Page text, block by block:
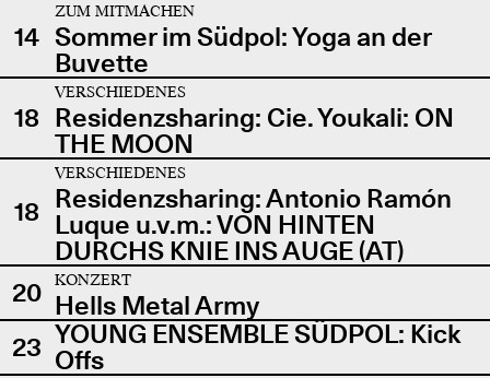
14
ZUM MITMACHEN
Sommer im Südpol: Yoga an der
Buvette
18
VERSCHIEDENES
Residenzsharing: Cie. Youkali: ON
THE MOON
18
VERSCHIEDENES
Residenzsharing: Antonio Ramón
Luque u.v.m.: VON HINTEN
DURCHS KNIE INS AUGE (AT)
20
KONZERT
Hells Metal Army
23 YOUNG ENSEMBLE SÜDPOL: Kick
Offs